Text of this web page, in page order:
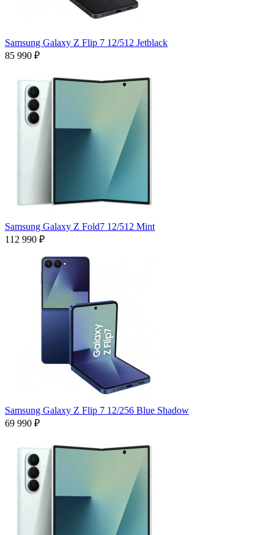
Samsung Galaxy Z Flip 7 12/512 Jetblack
85 990 ₽
Samsung Galaxy Z Fold7 12/512 Mint
112 990 ₽
Samsung Galaxy Z Flip 7 12/256 Blue Shadow
69 990 ₽